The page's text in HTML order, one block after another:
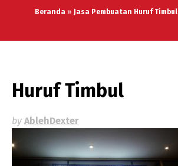
Beranda » Jasa Pembuatan Huruf Timbul
Huruf Timbul
by AblehDexter